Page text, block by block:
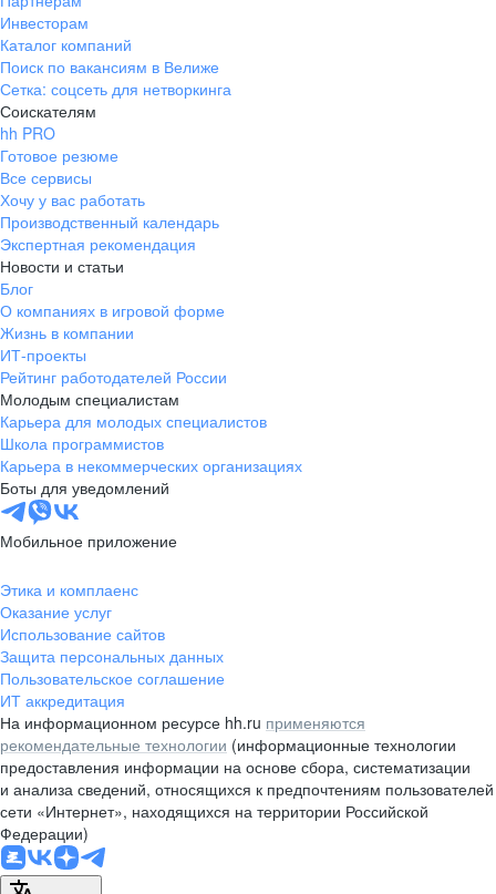
ул. Янковского, д. 169, 7 этаж,
706 каб.
+7 861 205-55-57
pr@krd.hh.ru
Владивосток
пер. Ланинский д. 4, офис 3.4
+7 423 202-33-28
pr@dv.hh.ru
Новосибирск
ул. Большевистская, д. 35,
помещение 21
+7 383 207-94-64
pr@nsk.hh.ru
Минск
пр-т Дзержинского, д. 57,
10 этаж, помещение 45-1
pr@rabota.by
Алматы
пр. Абая, д. 151, БЦ Алатау,
12 этаж, офис 1209
+7 727 232-13-13
pr@headhunter.com.kz
Инвесторам
Каталог компаний
Поиск по вакансиям в Велиже
Сетка: соцсеть для нетворкинга
Соискателям
hh PRO
Готовое резюме
Все сервисы
Хочу у вас работать
Производственный календарь
Экспертная рекомендация
Новости и статьи
Блог
О компаниях в игровой форме
Жизнь в компании
ИТ-проекты
Рейтинг работодателей России
Молодым специалистам
Карьера для молодых специалистов
Школа программистов
Карьера в некоммерческих организациях
Боты для уведомлений
Мобильное приложение
Этика и комплаенс
Оказание услуг
Использование сайтов
Защита персональных данных
Пользовательское соглашение
ИТ аккредитация
На информационном ресурсе hh.ru применяются
рекомендательные технологии (информационные технологии
предоставления информации на основе сбора, систематизации
и анализа сведений, относящихся к предпочтениям пользователей
сети «Интернет», находящихся на территории Российской
Федерации)